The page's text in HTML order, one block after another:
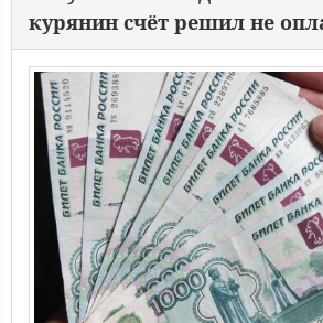
курянин счёт решил не